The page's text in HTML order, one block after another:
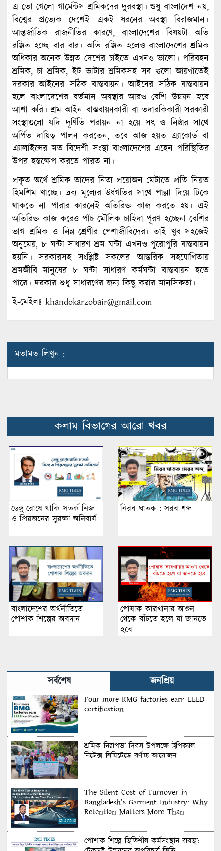
এ তো গেলো গার্মেন্টস শ্রমিকদের দুরবস্থা। শুধু বাংলাদেশ নয়,
বিশ্বের প্রত্যেক দেশেই একই ধরনের অবস্থা বিরাজমান।
আন্তর্জাতিক রাজনীতির কারণে, বাংলাদেশের বিষয়টা অতি
রঞ্জিত হচ্ছে বার বার। অতি রঞ্জিত হলেও বাংলাদেশের শ্রমিক
অধিকার অনেক উন্নত দেশের চাইতে এখনও ভালো। পরিবহন
শ্রমিক, চা শ্রমিক, ইট ভাটার শ্রমিকসহ সব গুলো জায়গাতেই
দরকার আইনের সঠিক বাস্তবায়ন। আইনের সঠিক বাস্তবায়ন
হলে বাংলাদেশের বর্তমান অবস্থার আরও বেশি উন্নয়ন হবে
আশা করি। শ্রম আইন বাস্তবায়নকারী বা তদারকিকারী সরকারী
সংস্থাগুলো যদি দূর্ণিতি পরায়ন না হয়ে সৎ ও নিষ্ঠার সাথে
অর্পিত দায়িত্ব পালন করতেন, তবে আজ হয়ত এ্যাকোর্ড বা
এ্যালাইন্সের মত বিদেশী সংস্থা বাংলাদেশের এহেন পরিস্থিতির
উপর হস্তক্ষেপ করতে পারত না।
প্রকৃত অর্থে শ্রমিক তাদের নিত্য প্রয়োজন মেটাতে প্রতি নিয়ত
হিমশিম খাচ্ছে। দ্রব্য মূল্যের উর্ধগতির সাথে পাল্লা দিয়ে টিকে
থাকতে না পারার কারনেই অতিরিক্ত কাজ করতে হয়। এই
অতিরিক্ত কাজ করেও পাঁচ মৌলিক চাহিদা পূরণ হচ্ছেনা বেশির
ভাগ শ্রমিক ও নিম্ন শ্রেণীর পেশাজীবিদের। তাই খুব সহজেই
অনুমেয়, ৮ ঘন্টা সাধারণ শ্রম ঘন্টা এখনও পুরোপুরি বাস্তবায়ন
হয়নি। সরকারসহ সংশ্লিষ্ট সকলের আন্তরিক সহযোগিতায়
শ্রমজীবি মানুষের ৮ ঘন্টা সাধারণ কর্মঘন্টা বাস্তবায়ন হতে
পারে। দরকার শুধু সাধারণের জন্য কিছু করার মানসিকতা।
ই-মেইলঃ khandokarzobair@gmail.com
মতামত লিখুন :
কলাম বিভাগের আরো খবর
ডেঙ্গু রোধে থাকি সতর্ক নিজ
ও প্রিয়জনের সুরক্ষা অনিবার্য
নিরব ঘাতক : সরব শব্দ
বাংলাদেশের অর্থনীতিতে
পোশাক শিল্পের অবদান
পোষাক কারখানার আগুন
থেকে বাঁচতে হলে যা জানতে
হবে
সর্বশেষ জনপ্রিয়
Four more RMG factories earn LEED
certification
শ্রমিক নিরাপত্তা দিবস উপলক্ষে ট্রপিক্যাল
নিটেক্স লিমিটেডে বর্ণাঢ্য আয়োজন
The Silent Cost of Turnover in
Bangladesh’s Garment Industry: Why
Retention Matters More Than
পোশাক শিল্পে স্থিতিশীল কর্মসংস্থান ব্যবস্থা: